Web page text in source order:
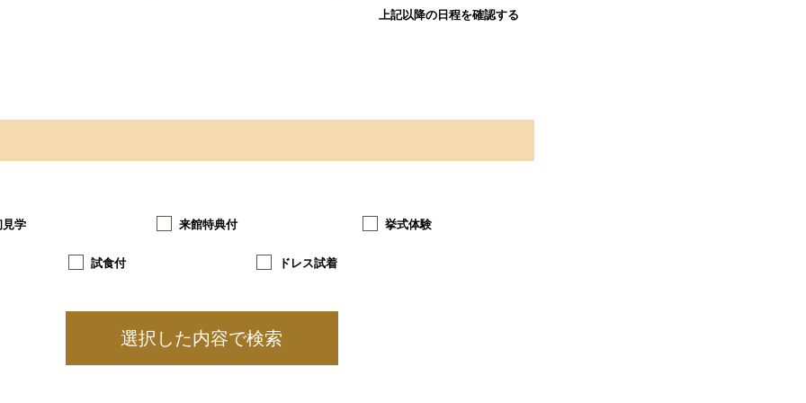
上記以降の日程を確認する
見学 来館特典付 挙式体験
試食付 ドレス試着
選択した内容で検索